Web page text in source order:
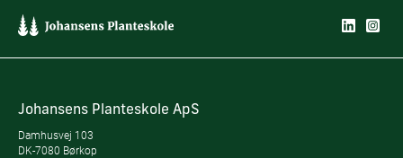
Johansens Planteskole ApS
Damhusvej 103
DK-7080 Børkop